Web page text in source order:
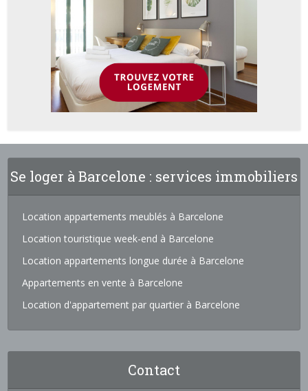
Se loger à Barcelone : services immobiliers
Location appartements meublés à Barcelone
Location touristique week-end à Barcelone
Location appartements longue durée à Barcelone
Appartements en vente à Barcelone
Location d'appartement par quartier à Barcelone
Contact